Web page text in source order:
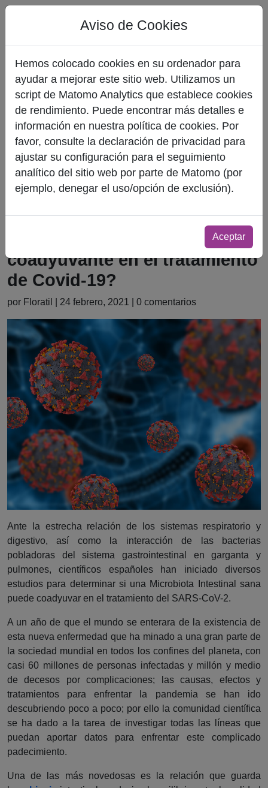
¿Es la Microbiota Intestinal un
coadyuvante en el tratamiento
de Covid-19?
por Floratil | 24 febrero, 2021 | 0 comentarios
Ante la estrecha relación de los sistemas respiratorio y
digestivo, así como la interacción de las bacterias
pobladoras del sistema gastrointestinal en garganta y
pulmones, científicos españoles han iniciado diversos
estudios para determinar si una Microbiota Intestinal sana
puede coadyuvar en el tratamiento del SARS-CoV-2.
A un año de que el mundo se enterara de la existencia de
esta nueva enfermedad que ha minado a una gran parte de
la sociedad mundial en todos los confines del planeta, con
casi 60 millones de personas infectadas y millón y medio
de decesos por complicaciones; las causas, efectos y
tratamientos para enfrentar la pandemia se han ido
descubriendo poco a poco; por ello la comunidad científica
se ha dado a la tarea de investigar todas las líneas que
puedan aportar datos para enfrentar este complicado
padecimiento.
Una de las más novedosas es la relación que guarda
Aviso de Cookies
Hemos colocado cookies en su ordenador para
ayudar a mejorar este sitio web. Utilizamos un
script de Matomo Analytics que establece cookies
de rendimiento. Puede encontrar más detalles e
información en nuestra política de cookies. Por
favor, consulte la declaración de privacidad para
ajustar su configuración para el seguimiento
analítico del sitio web por parte de Matomo (por
ejemplo, denegar el uso/opción de exclusión).
Aceptar